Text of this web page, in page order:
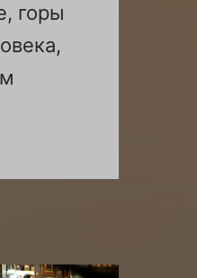
горы